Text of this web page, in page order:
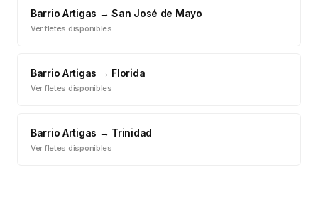
Barrio Artigas →San José de Mayo
Ver fletes disponibles
Barrio Artigas → Florida
Ver fletes disponibles
Barrio Artigas → Trinidad
Ver fletes disponibles